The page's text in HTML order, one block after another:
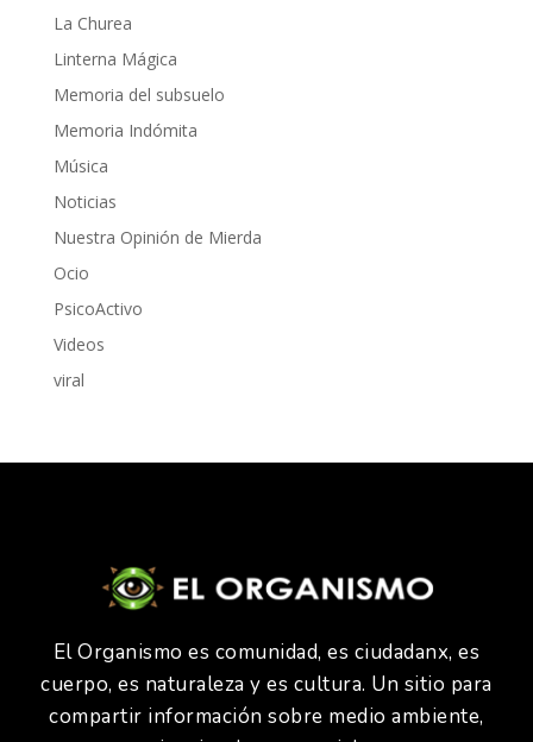
La Churea
Linterna Mágica
Memoria del subsuelo
Memoria Indómita
Música
Noticias
Nuestra Opinión de Mierda
Ocio
PsicoActivo
Videos
viral
El Organismo es comunidad, es ciudadanx, es
cuerpo, es naturaleza y es cultura. Un sitio para
compartir información sobre medio ambiente,